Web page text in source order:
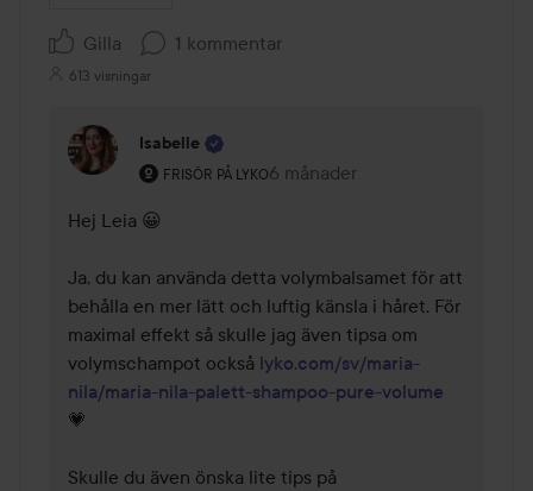
Gilla 1 kommentar
613 visningar
Isabelle
FRISÖR PÅ LYKO
Användarens roll: Frisör på Lyko.
6 månader
Kommentaren lades 6 månader
Hej Leia 😀
Ja, du kan använda detta volymbalsamet för att
behålla en mer lätt och luftig känsla i håret. För
maximal effekt så skulle jag även tipsa om
volymschampot också lyko.com/sv/maria-
nila/maria-nila-palett-shampoo-pure-volume
💗
Skulle du även önska lite tips på